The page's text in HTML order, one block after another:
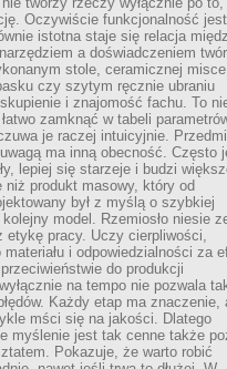
Oczywiście funkcjonalność jest
istotna staje się relacja
a doświadczeniem
stole, ceramicznej
czy szytym ręcznie ubraniu
i znajomość fachu. To
zamknąć w tabeli
je raczej intuicyjnie.
ma inną obecność. Często
lepiej się starzeje i budzi
niż produkt masowy, który od
był z myślą o szybkiej
model. Rzemiosło niesie
etykę pracy. Uczy cierpliwości,
i odpowiedzialności za
do produkcji
na tempo nie pozwala
Każdy etap ma znaczenie,
mści się na jakości. Dlatego
myślenie jest tak cenne także
Pokazuje, że warto robić